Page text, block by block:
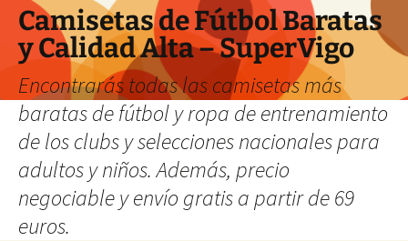
Camisetas de Fútbol Baratas
y Calidad Alta – SuperVigo
Encontrarás todas las camisetas más
baratas de fútbol y ropa de entrenamiento
de los clubs y selecciones nacionales para
adultos y niños. Además, precio
negociable y envío gratis a partir de 69
euros.